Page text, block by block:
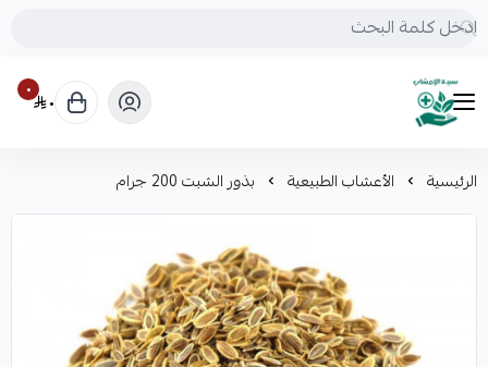
mrs.grasses
٠ ٠
الرئيسية الأعشاب الطبيعية بذور الشبت 200 جرام